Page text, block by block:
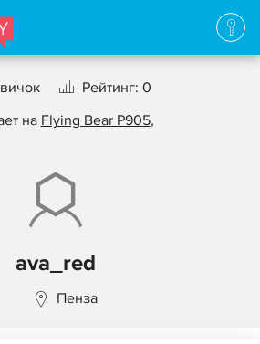
Рейтинг: 0
на Flying Bear P905,
ava_red
Пенза